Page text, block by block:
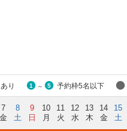
り 1 ～ 5 予約枠5名以下
7
金
8
土
9
日
10
月
11
火
12
水
13
木
14
金
15
土